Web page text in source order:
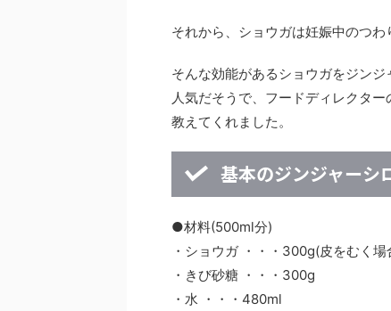
それから、ショウガは妊娠中のつわ
そんな効能があるショウガをジン
人気だそうで、フードディレクタ
教えてくれました。
基本のジンジャーシ
●材料(500ml分)
・ショウガ ・・・300g(皮をむく
・きび砂糖 ・・・300g
・水 ・・・480ml